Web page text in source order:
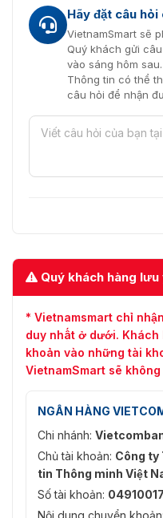
✅ Đặt trước ⭐ 220
✅ Tốc độ
cài đặt trước
⭐ 1 -
✅ Chế độ
⭐8
✅ Chuyển
⭐
Tua
vệ
⭐ -
✅ Nguồn
cấp
⭐ DC
✅ OSD
Menu
✅ Lắp đặt ⭐ Giá
✅ Kích
thước
Hãy đặt câu
VietnamSmart sẽ
Quý khách gửi
vào sáng hôm sau.
Thông tin có thể
câu hỏi để nhận
Quý khách hàng
* Vietnamsmart chỉ
duy nhất ở dưới.
khoản vào những tài
VietnamSmart sẽ
NGÂN HÀNG
Chi nhánh:
Chủ tài khoản: Công ty
tin Thông minh Việt
Số tài khoản:
Nội dung chuyển khoản: